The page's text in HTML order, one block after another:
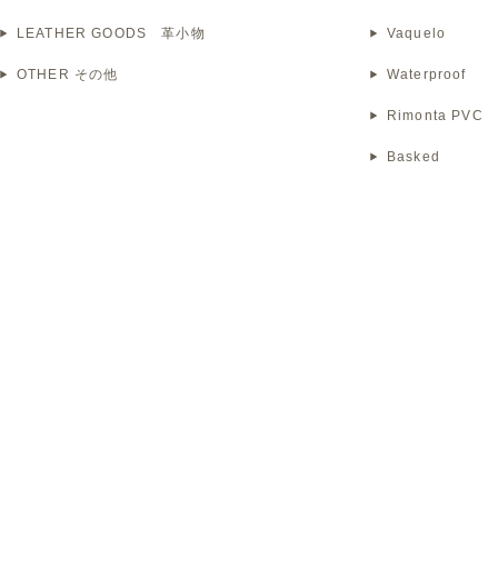
LEATHER GOODS 革小物
OTHER その他
Vaquelo
Waterproof
Rimonta PVC
Basked